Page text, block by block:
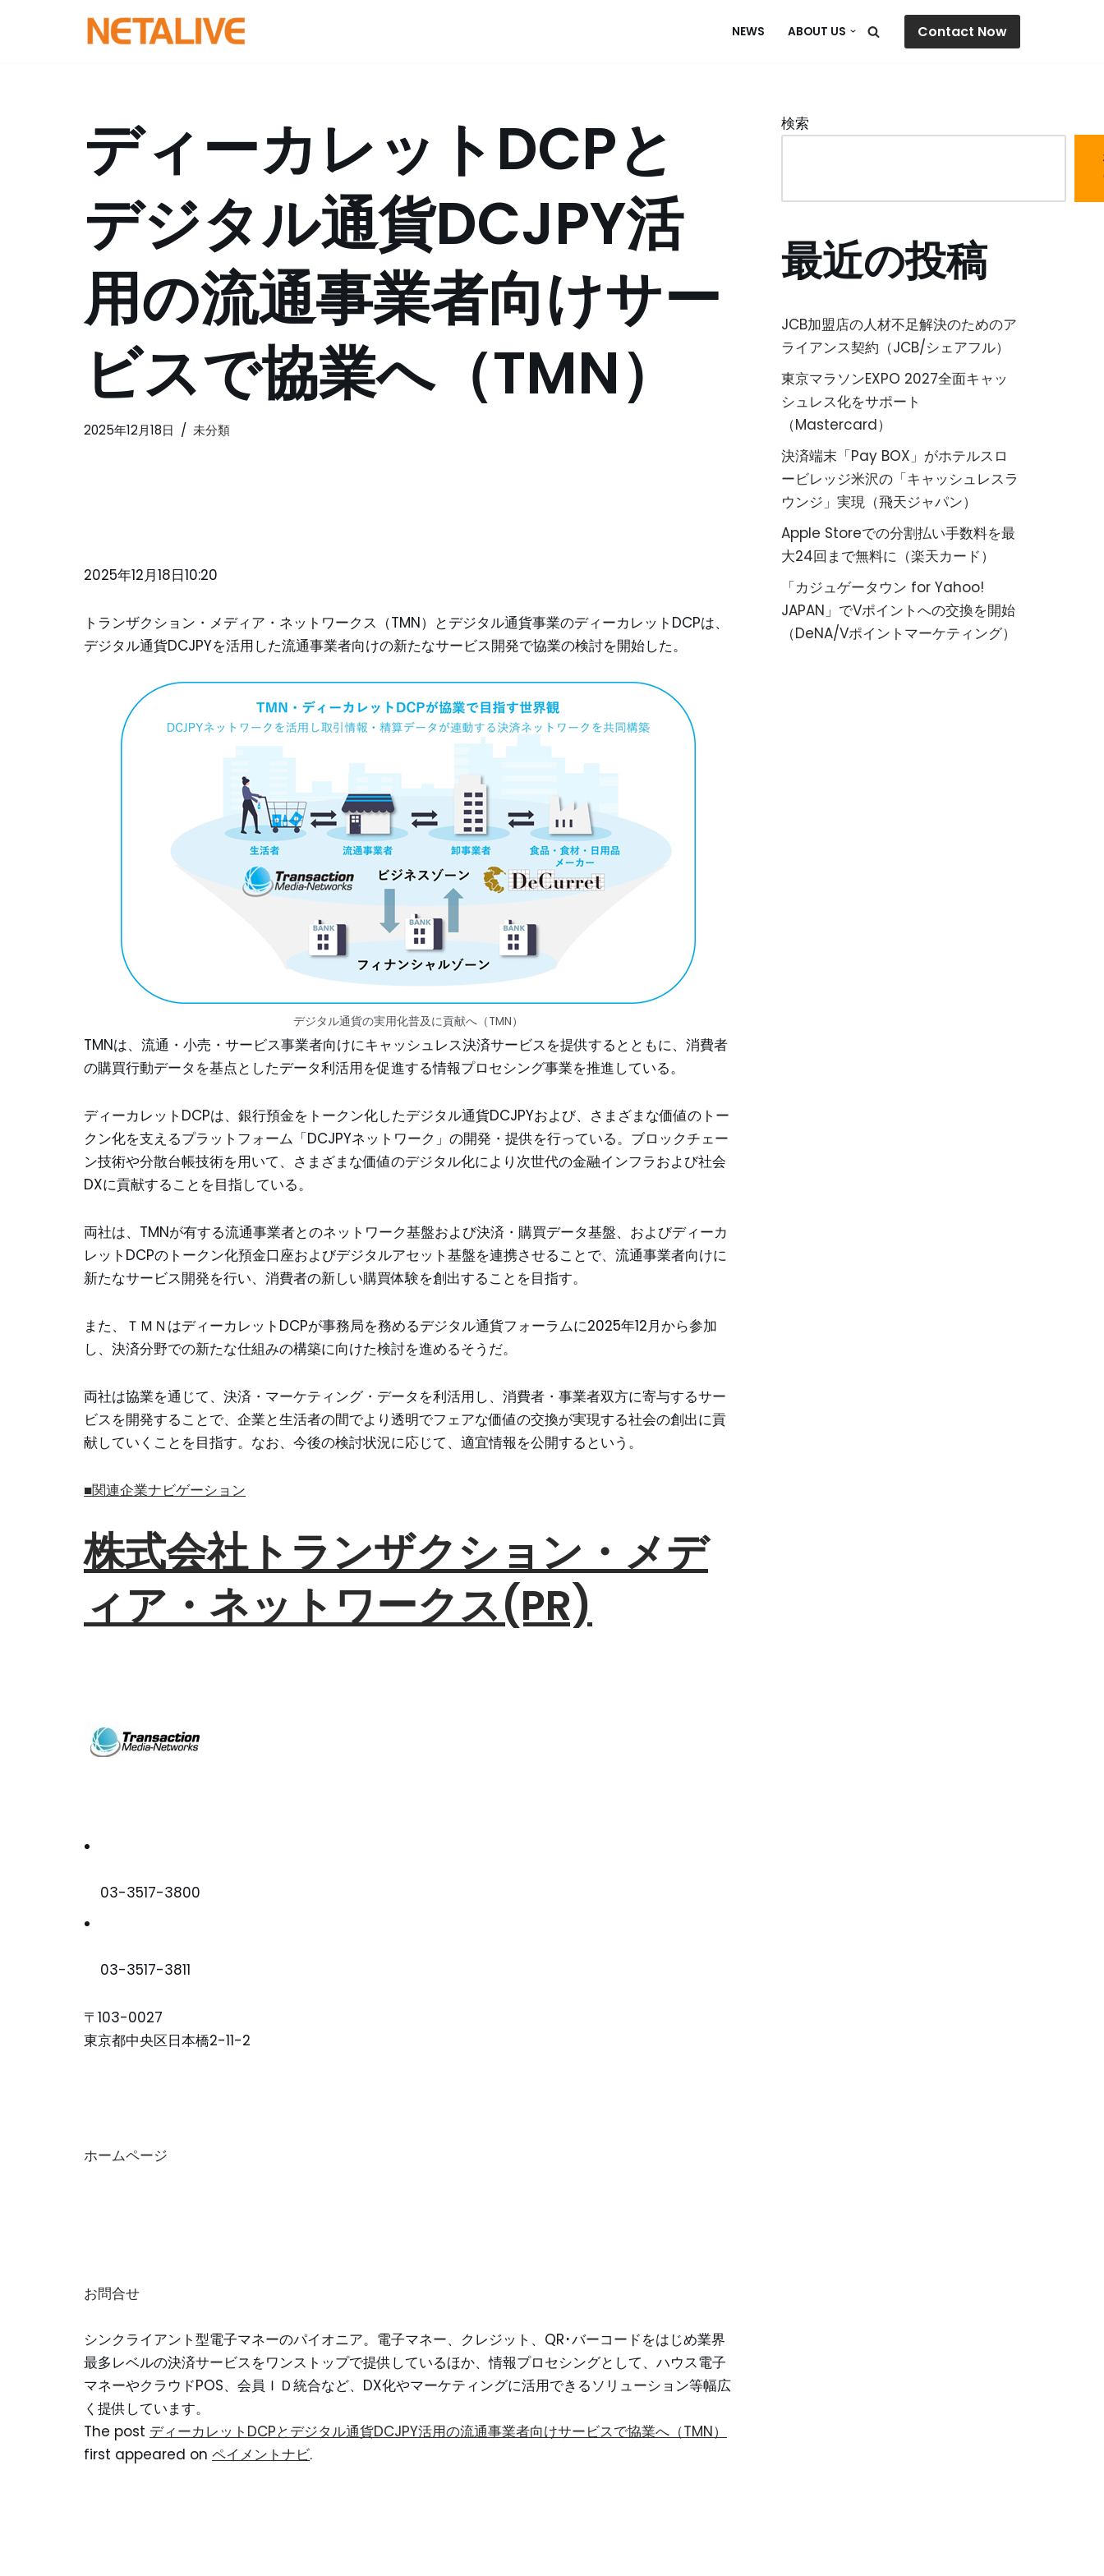
NEWS ABOUT US Contact Now
ディーカレットDCPと
デジタル通貨DCJPY活
用の流通事業者向けサー
ビスで協業へ（TMN）
2025年12月18日 未分類
2025年12月18日10:20
トランザクション・メディア・ネットワークス（TMN）とデジタル通貨事業のディーカレットDCPは、
デジタル通貨DCJPYを活用した流通事業者向けの新たなサービス開発で協業の検討を開始した。
デジタル通貨の実用化普及に貢献へ（TMN）
TMNは、流通・小売・サービス事業者向けにキャッシュレス決済サービスを提供するとともに、消費者
の購買行動データを基点としたデータ利活用を促進する情報プロセシング事業を推進している。
ディーカレットDCPは、銀行預金をトークン化したデジタル通貨DCJPYおよび、さまざまな価値のトー
クン化を支えるプラットフォーム「DCJPYネットワーク」の開発・提供を行っている。ブロックチェー
ン技術や分散台帳技術を用いて、さまざまな価値のデジタル化により次世代の金融インフラおよび社会
DXに貢献することを目指している。
両社は、TMNが有する流通事業者とのネットワーク基盤および決済・購買データ基盤、およびディーカ
レットDCPのトークン化預金口座およびデジタルアセット基盤を連携させることで、流通事業者向けに
新たなサービス開発を行い、消費者の新しい購買体験を創出することを目指す。
また、ＴＭＮはディーカレットDCPが事務局を務めるデジタル通貨フォーラムに2025年12月から参加
し、決済分野での新たな仕組みの構築に向けた検討を進めるそうだ。
両社は協業を通じて、決済・マーケティング・データを利活用し、消費者・事業者双方に寄与するサー
ビスを開発することで、企業と生活者の間でより透明でフェアな価値の交換が実現する社会の創出に貢
献していくことを目指す。なお、今後の検討状況に応じて、適宜情報を公開するという。
■関連企業ナビゲーション
株式会社トランザクション・メデ
ィア・ネットワークス(PR)
03-3517-3800
03-3517-3811
〒103-0027
東京都中央区日本橋2-11-2
ホームページ
お問合せ
シンクライアント型電子マネーのパイオニア。電子マネー、クレジット、QR･バーコードをはじめ業界
最多レベルの決済サービスをワンストップで提供しているほか、情報プロセシングとして、ハウス電子
マネーやクラウドPOS、会員ＩＤ統合など、DX化やマーケティングに活用できるソリューション等幅広
く提供しています。
The post ディーカレットDCPとデジタル通貨DCJPY活用の流通事業者向けサービスで協業へ（TMN）
first appeared on ペイメントナビ.
検索
最近の投稿
JCB加盟店の人材不足解決のためのア
ライアンス契約（JCB/シェアフル）
東京マラソンEXPO 2027全面キャッ
シュレス化をサポート
（Mastercard）
決済端末「Pay BOX」がホテルスロ
ービレッジ米沢の「キャッシュレスラ
ウンジ」実現（飛天ジャパン）
Apple Storeでの分割払い手数料を最
大24回まで無料に（楽天カード）
「カジュゲータウン for Yahoo!
JAPAN」でVポイントへの交換を開始
（DeNA/Vポイントマーケティング）